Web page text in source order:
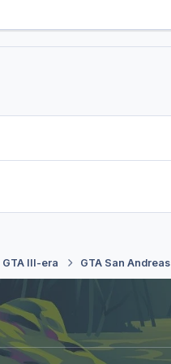
GTA III-era GTA San Andreas